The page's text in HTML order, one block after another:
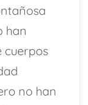
han
cuerpos
no han